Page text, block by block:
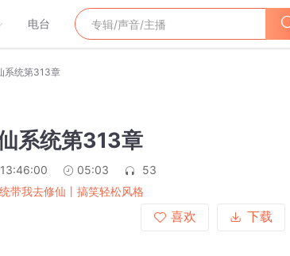
电台
系统第313章
系统第313章
05:03
53
带我去修仙丨搞笑轻松风格
喜欢
下载